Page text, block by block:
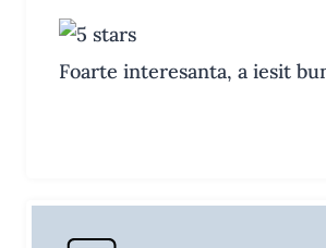
Foarte interesanta, a iesit